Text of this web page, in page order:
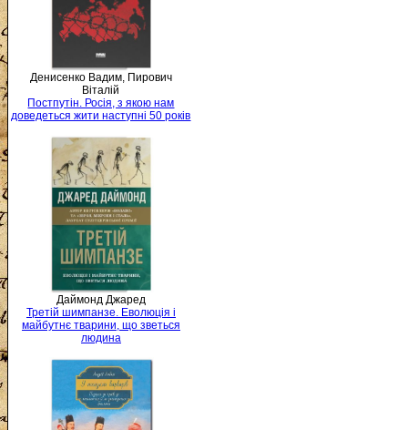
Денисенко Вадим, Пирович
Віталій
Постпутін. Росія, з якою нам
доведеться жити наступні 50 років
Даймонд Джаред
Третій шимпанзе. Еволюція і
майбутнє тварини, що зветься
людина